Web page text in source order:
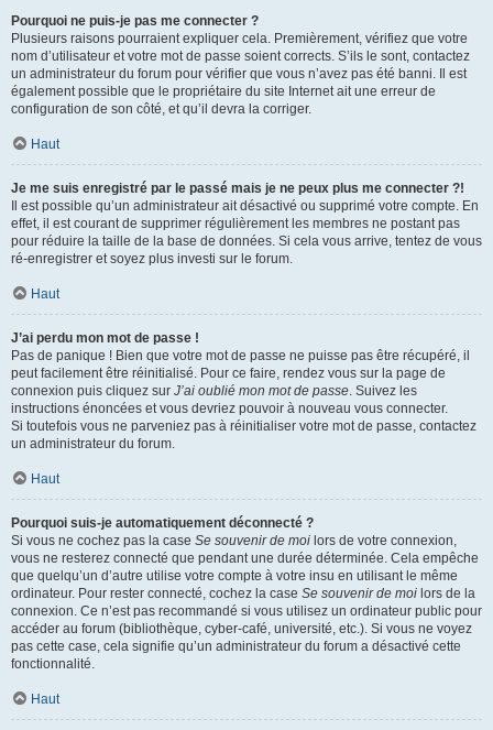
Pourquoi ne puis-je pas me connecter ?
Plusieurs raisons pourraient expliquer cela. Premièrement, vérifiez que votre
nom d’utilisateur et votre mot de passe soient corrects. S’ils le sont, contactez
un administrateur du forum pour vérifier que vous n’avez pas été banni. Il est
également possible que le propriétaire du site Internet ait une erreur de
configuration de son côté, et qu’il devra la corriger.
Haut
Je me suis enregistré par le passé mais je ne peux plus me connecter ?!
Il est possible qu’un administrateur ait désactivé ou supprimé votre compte. En
effet, il est courant de supprimer régulièrement les membres ne postant pas
pour réduire la taille de la base de données. Si cela vous arrive, tentez de vous
ré-enregistrer et soyez plus investi sur le forum.
Haut
J’ai perdu mon mot de passe !
Pas de panique ! Bien que votre mot de passe ne puisse pas être récupéré, il
peut facilement être réinitialisé. Pour ce faire, rendez vous sur la page de
connexion puis cliquez sur J’ai oublié mon mot de passe. Suivez les
instructions énoncées et vous devriez pouvoir à nouveau vous connecter.
Si toutefois vous ne parveniez pas à réinitialiser votre mot de passe, contactez
un administrateur du forum.
Haut
Pourquoi suis-je automatiquement déconnecté ?
Si vous ne cochez pas la case Se souvenir de moi lors de votre connexion,
vous ne resterez connecté que pendant une durée déterminée. Cela empêche
que quelqu’un d’autre utilise votre compte à votre insu en utilisant le même
ordinateur. Pour rester connecté, cochez la case Se souvenir de moi lors de la
connexion. Ce n’est pas recommandé si vous utilisez un ordinateur public pour
accéder au forum (bibliothèque, cyber-café, université, etc.). Si vous ne voyez
pas cette case, cela signifie qu’un administrateur du forum a désactivé cette
fonctionnalité.
Haut